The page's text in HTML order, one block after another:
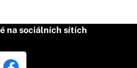
na sociálních sítích